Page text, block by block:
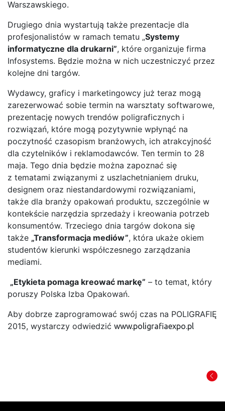
Warszawskiego.
Drugiego dnia wystartują także prezentacje dla
profesjonalistów w ramach tematu „Systemy
informatyczne dla drukarni”, które organizuje firma
Infosystems. Będzie można w nich uczestniczyć przez
kolejne dni targów.
Wydawcy, graficy i marketingowcy już teraz mogą
zarezerwować sobie termin na warsztaty softwarowe,
prezentację nowych trendów poligraficznych i
rozwiązań, które mogą pozytywnie wpłynąć na
poczytność czasopism branżowych, ich atrakcyjność
dla czytelników i reklamodawców. Ten termin to 28
maja. Tego dnia będzie można zapoznać się
z tematami związanymi z uszlachetnianiem druku,
designem oraz niestandardowymi rozwiązaniami,
także dla branży opakowań produktu, szczególnie w
kontekście narzędzia sprzedaży i kreowania potrzeb
konsumentów. Trzeciego dnia targów dokona się
także „Transformacja mediów”, która ukaże okiem
studentów kierunki współczesnego zarządzania
mediami.
„Etykieta pomaga kreować markę” – to temat, który
poruszy Polska Izba Opakowań.
Aby dobrze zaprogramować swój czas na POLIGRAFIĘ
2015, wystarczy odwiedzić www.poligrafiaexpo.pl